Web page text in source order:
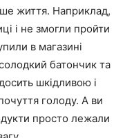
життя. Наприклад,
і не змогли пройти
в магазині
батончик та
шкідливою і
голоду. А ви
просто лежали